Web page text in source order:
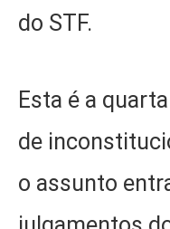
do STF.
Esta é a
de
o assunto